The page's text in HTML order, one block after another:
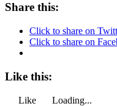
Share this:
Click to share on
Click to share on
Like this:
Like Loading...